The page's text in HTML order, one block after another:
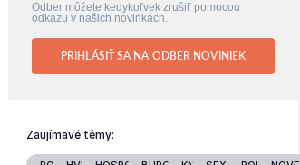
Odber môžete kedykoľvek zrušiť pomocou
odkazu v našich novinkách.
PRIHLÁSIŤ SA NA ODBER NOVINIEK
Zaujímavé témy: